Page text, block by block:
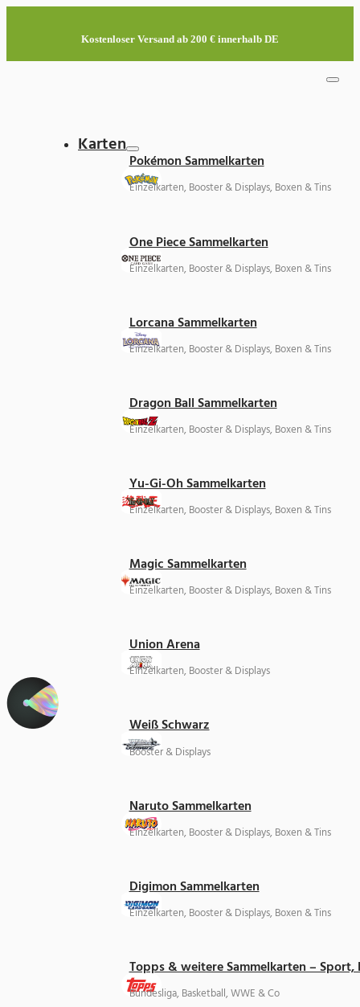
Kostenloser Versand ab 200 € innerhalb DE
Karten
Pokémon Sammelkarten
Einzelkarten, Booster & Displays, Boxen & Tins
One Piece Sammelkarten
Einzelkarten, Booster & Displays, Boxen & Tins
Lorcana Sammelkarten
Einzelkarten, Booster & Displays, Boxen & Tins
Dragon Ball Sammelkarten
Einzelkarten, Booster & Displays, Boxen & Tins
Yu-Gi-Oh Sammelkarten
Einzelkarten, Booster & Displays, Boxen & Tins
Magic Sammelkarten
Einzelkarten, Booster & Displays, Boxen & Tins
Union Arena
Einzelkarten, Booster & Displays
Weiß Schwarz
Booster & Displays
Naruto Sammelkarten
Einzelkarten, Booster & Displays, Boxen & Tins
Digimon Sammelkarten
Einzelkarten, Booster & Displays, Boxen & Tins
Topps & weitere Sammelkarten –
Bundesliga, Basketball, WWE & Co